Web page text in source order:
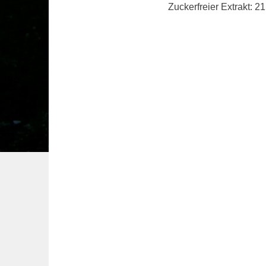
Zuckerfreier Extrakt: